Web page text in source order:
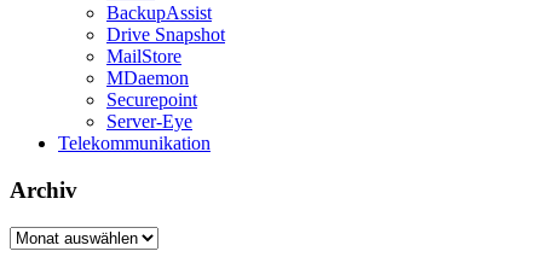
BackupAssist
Drive Snapshot
MailStore
MDaemon
Securepoint
Server-Eye
Telekommunikation
Archiv
Archiv